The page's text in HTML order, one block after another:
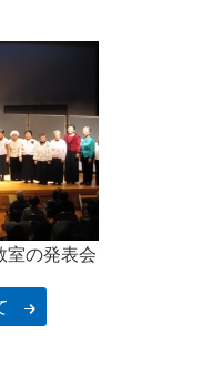
室の発表会